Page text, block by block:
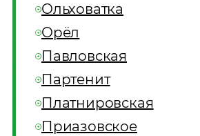
Ольховатка
Орёл
Павловская
Партенит
Платнировская
Приазовское